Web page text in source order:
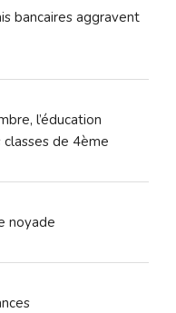
bancaires aggravent
l’éducation
classes de 4ème
noyade